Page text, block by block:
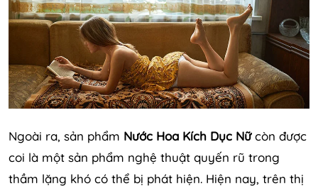
Ngoài ra, sản phẩm Nước Hoa Kích Dục Nữcòn được
coi là một sản phẩm nghệ thuật quyến rũ trong
thầm lặng khó có thể bị phát hiện. Hiện nay, trên thị